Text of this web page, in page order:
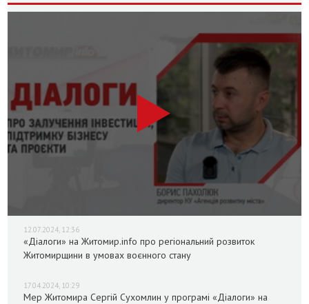
12.07.2024, 12:36
«Діалоги» на Житомир.info про регіональний розвиток
Житомирщини в умовах воєнного стану
17.04.2024, 10:29
Мер Житомира Сергій Сухомлин у програмі «Діалоги» на